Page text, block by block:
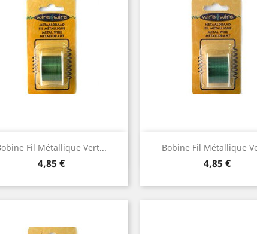
Fil Métallique Vert...
Prix
4,85 €
 Aperçu rapide Bobine Fil Métallique
Prix
4,85 €
 Aperçu rapide